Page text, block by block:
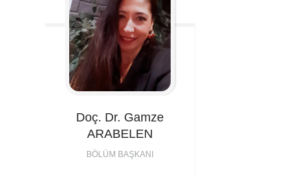
Doç. Dr. Gamze
ARABELEN
BÖLÜM BAŞKANI